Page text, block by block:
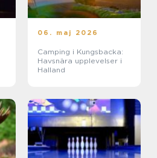
06. maj 2026
Camping i Kungsbacka:
Havsnära upplevelser i
Halland